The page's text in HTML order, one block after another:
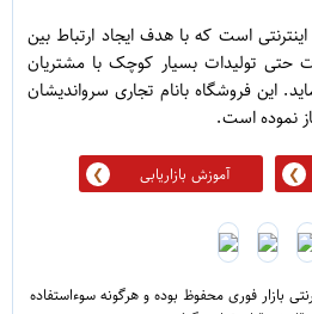
است که با هدف ایجاد ارتباط بین
حتی تولیدات بسیار کوچک با مشتریان
این فروشگاه بانام تجاری سرواندیشان
آموزش بازاریابی
بازار فوری محفوظ بوده و هرگونه سوءاستفاده